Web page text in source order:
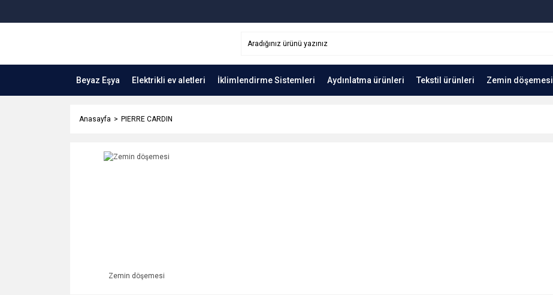
Beyaz Eşya Elektrikli ev aletleri İklimlendirme Sistemleri Aydınlatma ürünleri Tekstil ürünleri Zemin döşemesi
Anasayfa PIERRE CARDIN
Zemin döşemesi